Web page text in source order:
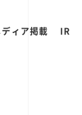
ィア掲載 IR